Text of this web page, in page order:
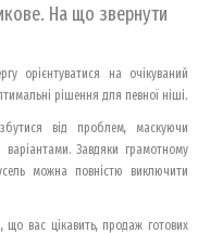
На що звернути
орієнтуватися на очікуваний
рішення для певної ніші.
від проблем, маскуючи
варіантами. Завдяки грамотному
можна повністю виключити
що вас цікавить, продаж готових